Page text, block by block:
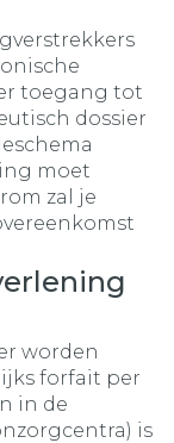
toegang tot
dossier
moet
zal je
worden
forfait per
in de
is